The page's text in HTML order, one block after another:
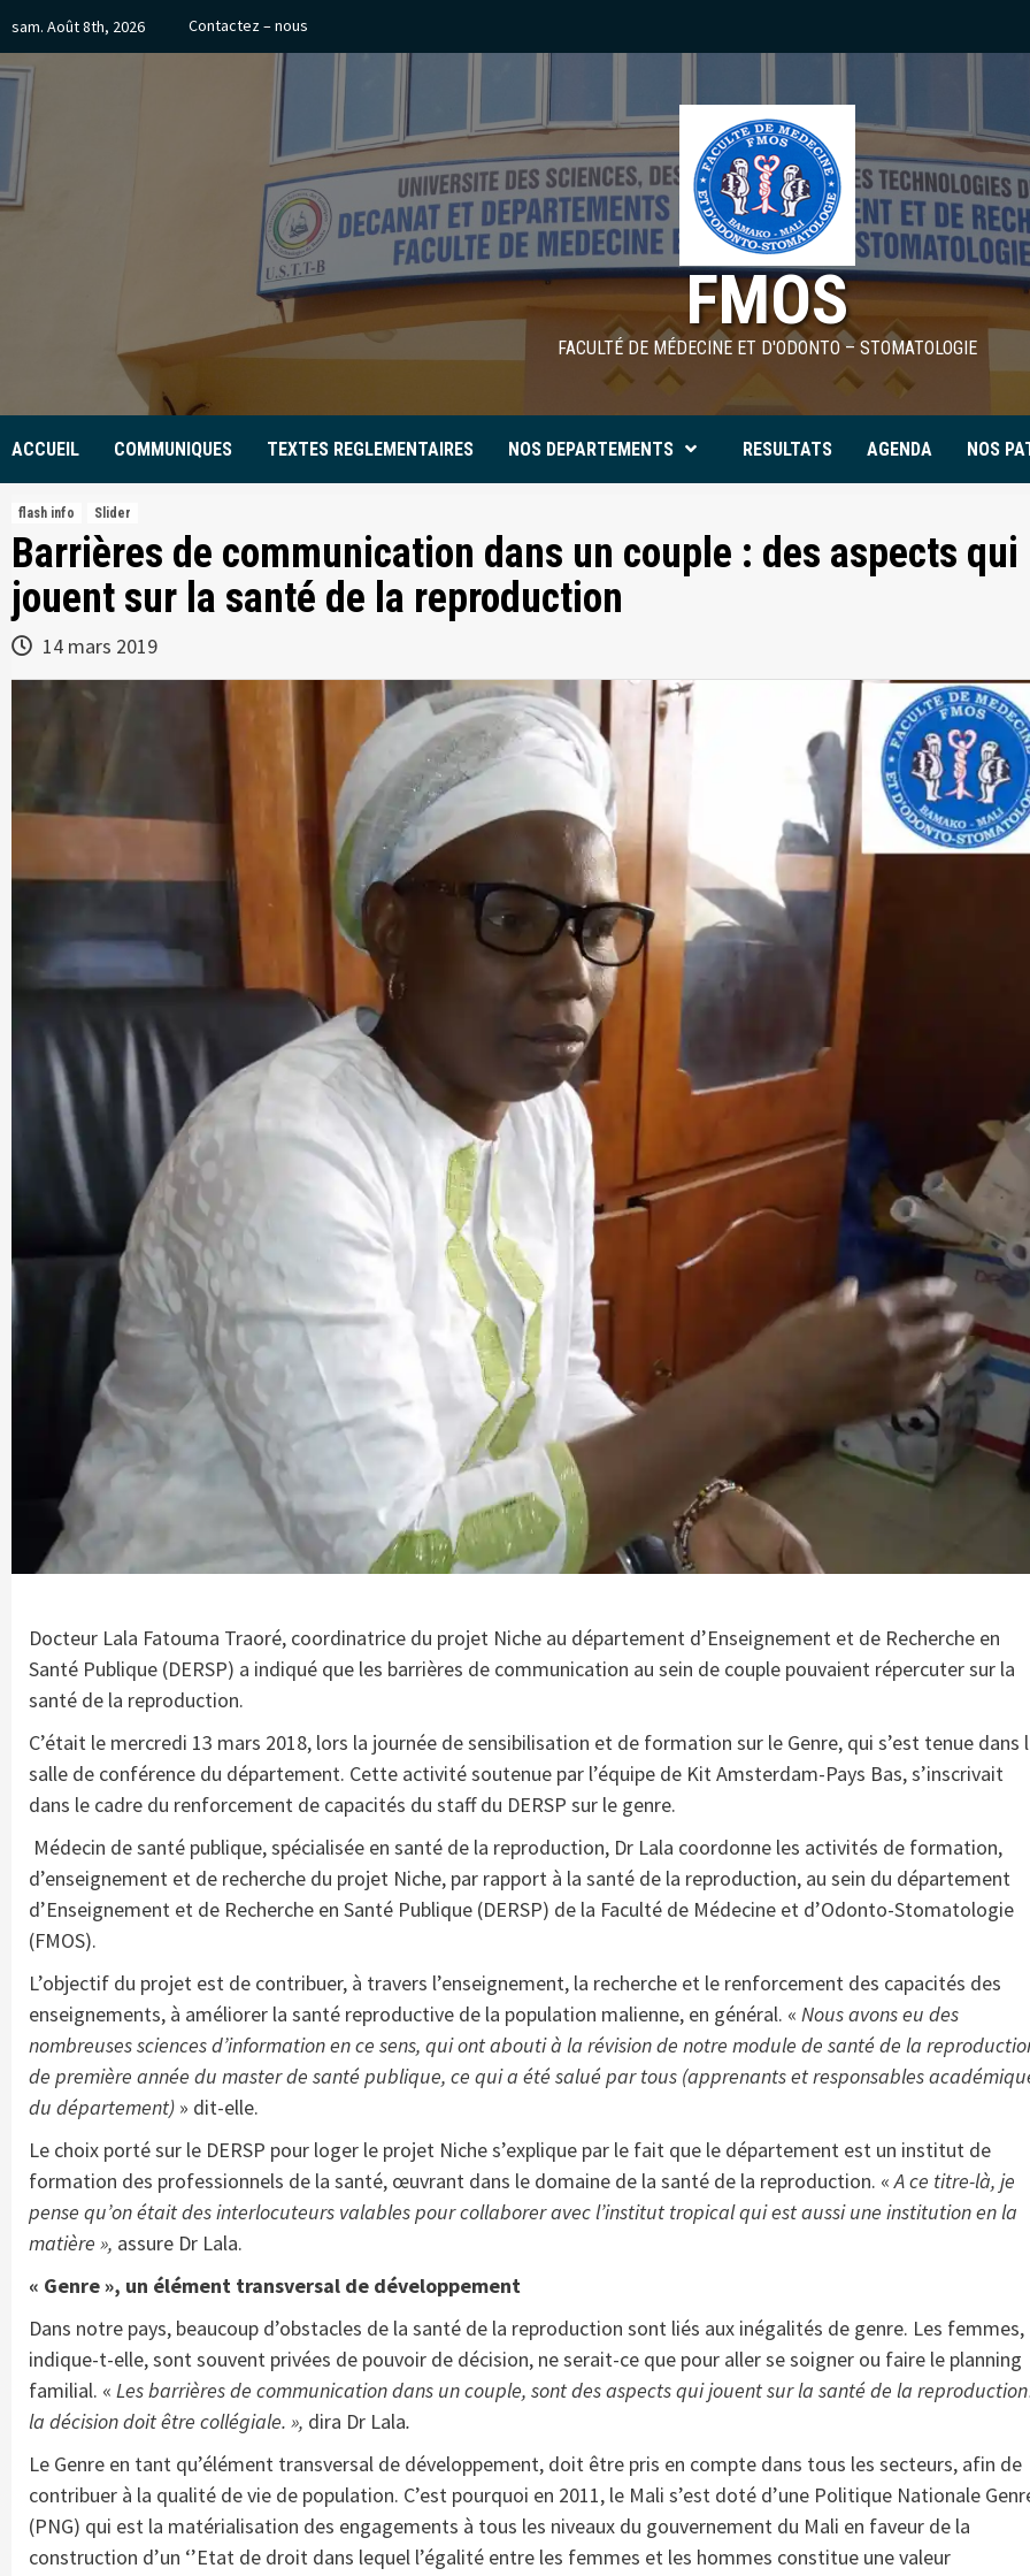
content
sam. Août 8th, 2026 Contactez – nous
FMOS
FACULTÉ DE MÉDECINE ET D'ODONTO – STOMATOLOGIE
ACCUEIL COMMUNIQUES TEXTES REGLEMENTAIRES NOS DEPARTEMENTS RESULTATS AGENDA NOS
flash info Slider
Barrières de communication dans un couple : des aspects qui
jouent sur la santé de la reproduction
14 mars 2019
Docteur Lala Fatouma Traoré, coordinatrice du projet Niche au département d’Enseignement et de Recherche en
Santé Publique (DERSP) a indiqué que les barrières de communication au sein de couple pouvaient répercuter sur la
santé de la reproduction.
C’était le mercredi 13 mars 2018, lors la journée de sensibilisation et de formation sur le Genre, qui s’est tenue dans
salle de conférence du département. Cette activité soutenue par l’équipe de Kit Amsterdam-Pays Bas, s’inscrivait
dans le cadre du renforcement de capacités du staff du DERSP sur le genre.
Médecin de santé publique, spécialisée en santé de la reproduction, Dr Lala coordonne les activités de formation,
d’enseignement et de recherche du projet Niche, par rapport à la santé de la reproduction, au sein du département
d’Enseignement et de Recherche en Santé Publique (DERSP) de la Faculté de Médecine et d’Odonto-Stomatologie
(FMOS).
L’objectif du projet est de contribuer, à travers l’enseignement, la recherche et le renforcement des capacités des
enseignements, à améliorer la santé reproductive de la population malienne, en général. « Nous avons eu des
nombreuses sciences d’information en ce sens, qui ont abouti à la révision de notre module de santé de la
de première année du master de santé publique, ce qui a été salué par tous (apprenants et responsables
du département) » dit-elle.
Le choix porté sur le DERSP pour loger le projet Niche s’explique par le fait que le département est un institut de
formation des professionnels de la santé, œuvrant dans le domaine de la santé de la reproduction. «A ce titre-là, je
pense qu’on était des interlocuteurs valables pour collaborer avec l’institut tropical qui est aussi une institution en la
matière », assure Dr Lala.
« Genre », un élément transversal de développement
Dans notre pays, beaucoup d’obstacles de la santé de la reproduction sont liés aux inégalités de genre. Les femmes,
indique-t-elle, sont souvent privées de pouvoir de décision, ne serait-ce que pour aller se soigner ou faire le planning
familial. « Les barrières de communication dans un couple, sont des aspects qui jouent sur la santé de la
la décision doit être collégiale. », dira Dr Lala.
Le Genre en tant qu’élément transversal de développement, doit être pris en compte dans tous les secteurs, afin de
contribuer à la qualité de vie de population. C’est pourquoi en 2011, le Mali s’est doté d’une Politique Nationale
(PNG) qui est la matérialisation des engagements à tous les niveaux du gouvernement du Mali en faveur de la
construction d’un ‘’Etat de droit dans lequel l’égalité entre les femmes et les hommes constitue une valeur